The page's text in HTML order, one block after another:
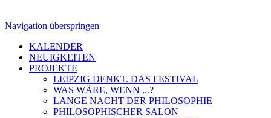
Navigation überspringen
KALENDER
NEUIGKEITEN
PROJEKTE
LEIPZIG DENKT. DAS FESTIVAL
WAS WÄRE, WENN ...?
LANGE NACHT DER PHILOSOPHIE
PHILOSOPHISCHER SALON